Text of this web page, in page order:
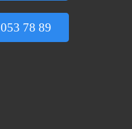
Рахів
44 Photos
78 89